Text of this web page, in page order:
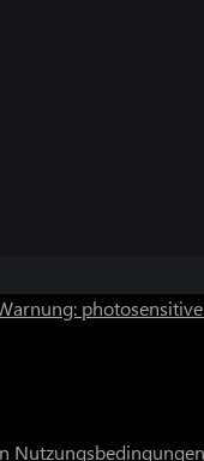
Nutzungsbedingungen